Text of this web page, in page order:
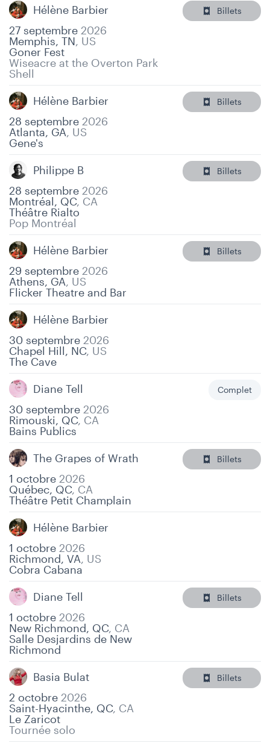
Hélène Barbier
27 septembre 2026
Memphis, TN, US
Goner Fest
Wiseacre at the Overton Park
Shell
Billets
Hélène Barbier
28 septembre 2026
Atlanta, GA, US
Gene's
Billets
Philippe B
28 septembre 2026
Montréal, QC, CA
Théâtre Rialto
Pop Montréal
Billets
Hélène Barbier
29 septembre 2026
Athens, GA, US
Flicker Theatre and Bar
Billets
Hélène Barbier
30 septembre 2026
Chapel Hill, NC, US
The Cave
Diane Tell
30 septembre 2026
Rimouski, QC, CA
Bains Publics
Complet
The Grapes of Wrath
1 octobre 2026
Québec, QC, CA
Théâtre Petit Champlain
Billets
Hélène Barbier
1 octobre 2026
Richmond, VA, US
Cobra Cabana
Diane Tell
1 octobre 2026
New Richmond, QC, CA
Salle Desjardins de New
Richmond
Billets
Basia Bulat
2 octobre 2026
Saint-Hyacinthe, QC, CA
Le Zaricot
Tournée solo
Billets